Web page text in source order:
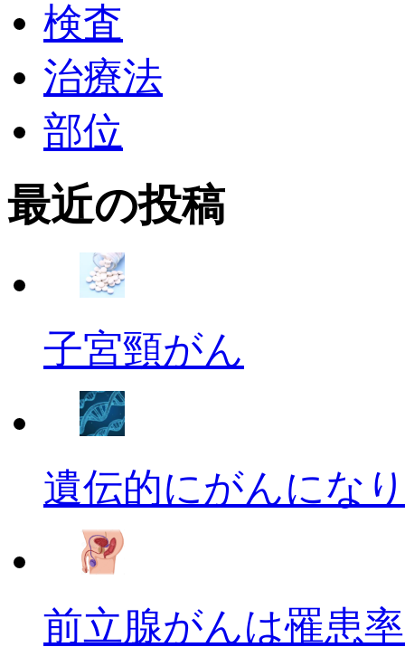
検査
治療法
部位
最近の投稿
子宮頸がん
遺伝的にがんにな
前立腺がんは罹患